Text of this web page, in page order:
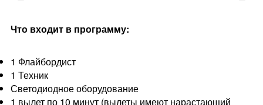
Что входит в программу:
1 Флайбордист
1 Техник
Светодиодное оборудование
1 вылет по 10 минут (вылеты имеют нарастающий